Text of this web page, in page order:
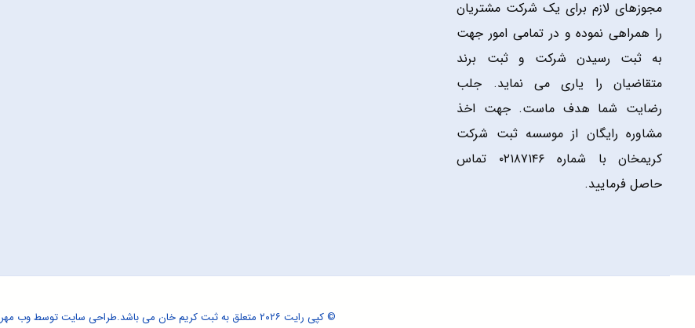
مجوزهای لازم برای یک شرکت مشتریان
را همراهی نموده و در تمامی امور جهت
به ثبت رسیدن شرکت و ثبت برند
متقاضیان را یاری می نماید. جلب
رضایت شما هدف ماست. جهت اخذ
مشاوره رایگان از موسسه ثبت شرکت
کریمخان با شماره ۰۲۱۸۷۱۴۶ تماس
حاصل فرمایید.
© کپی رایت ۲۰۲۶ متعلق به ثبت کریم خان می باشد. طراحی سایتتوسط وب مهر